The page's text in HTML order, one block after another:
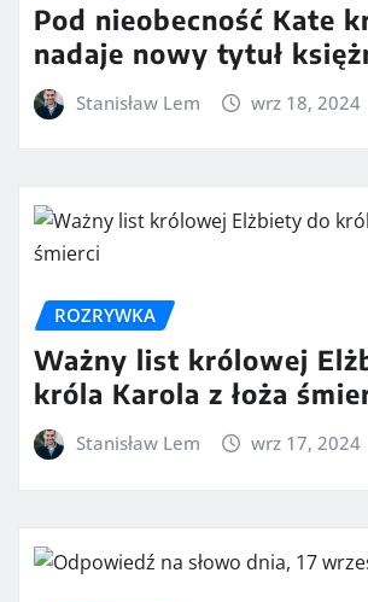
Pod nieobecność Kate
nadaje nowy tytuł
Stanisław Lem wrz 18, 2024
ROZRYWKA
Ważny list królowej
króla Karola z łoża
Stanisław Lem wrz 17, 2024